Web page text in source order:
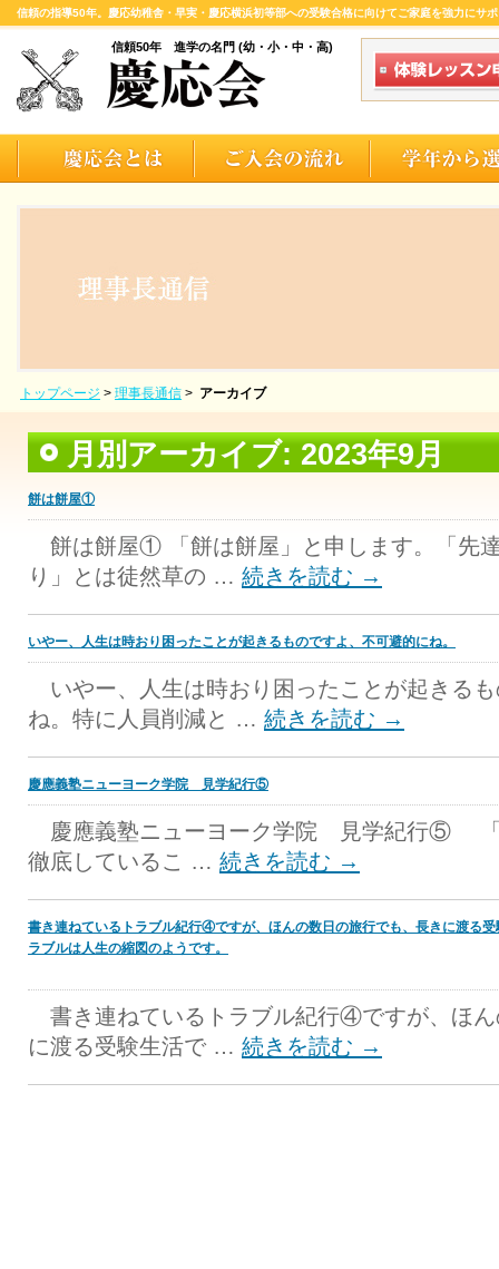
信頼の指導50年。慶応幼稚舎・早実・慶応横浜初等部への受験合格に向けてご家庭を強力にサ
信頼50年 進学の名門 (幼・小・中・高)
トップページ > 理事長通信 > アーカイブ
月別アーカイブ: 2023年9月
餅は餅屋①
餅は餅屋① 「餅は餅屋」と申します。「先
り」とは徒然草の … 続きを読む →
いやー、人生は時おり困ったことが起きるものですよ、不可避的にね。
いやー、人生は時おり困ったことが起きる
ね。特に人員削減と … 続きを読む →
慶應義塾ニューヨーク学院 見学紀行⑤
慶應義塾ニューヨーク学院 見学紀行⑤ 「
徹底しているこ … 続きを読む →
書き連ねているトラブル紀行④ですが、ほんの数日の旅行でも、長きに渡る
ラブルは人生の縮図のようです。
書き連ねているトラブル紀行④ですが、ほん
に渡る受験生活で … 続きを読む →